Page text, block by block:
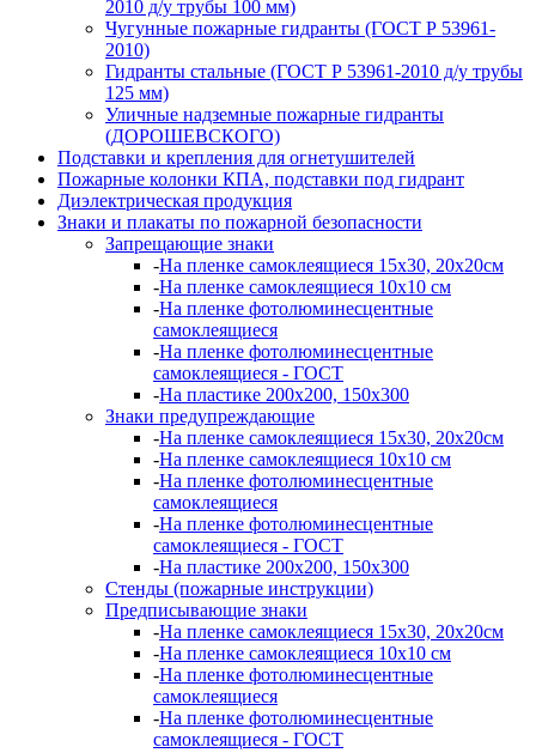
2010 д/у трубы 100 мм)
Чугунные пожарные гидранты (ГОСТ Р 53961-
2010)
Гидранты стальные (ГОСТ Р 53961-2010 д/у трубы
125 мм)
Уличные надземные пожарные гидранты
(ДОРОШЕВСКОГО)
Подставки и крепления для огнетушителей
Пожарные колонки КПА, подставки под гидрант
Диэлектрическая продукция
Знаки и плакаты по пожарной безопасности
Запрещающие знаки
-На пленке самоклеящиеся 15х30, 20х20см
-На пленке самоклеящиеся 10х10 см
-На пленке фотолюминесцентные
самоклеящиеся
-На пленке фотолюминесцентные
самоклеящиеся - ГОСТ
-На пластике 200х200, 150х300
Знаки предупреждающие
-На пленке самоклеящиеся 15х30, 20х20см
-На пленке самоклеящиеся 10х10 см
-На пленке фотолюминесцентные
самоклеящиеся
-На пленке фотолюминесцентные
самоклеящиеся - ГОСТ
-На пластике 200х200, 150х300
Стенды (пожарные инструкции)
Предписывающие знаки
-На пленке самоклеящиеся 15х30, 20х20см
-На пленке самоклеящиеся 10х10 см
-На пленке фотолюминесцентные
самоклеящиеся
-На пленке фотолюминесцентные
самоклеящиеся - ГОСТ